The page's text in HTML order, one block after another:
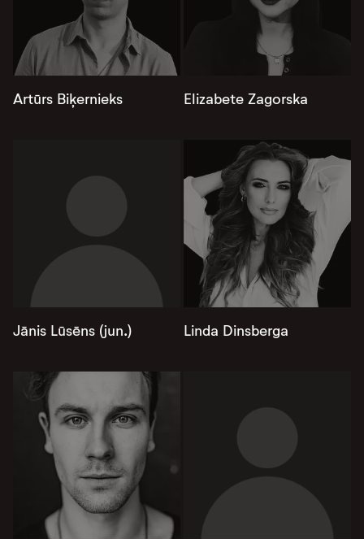
Artūrs Biķernieks Elizabete Zagorska
Jānis Lūsēns (jun.) Linda Dinsberga